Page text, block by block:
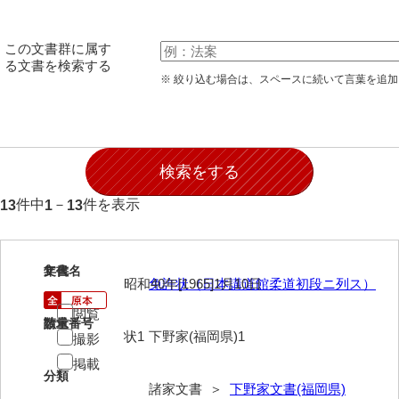
井上一親文書
井上家文書（宇部市）
井上家文書（防府市）
井上家文書（徳山市）
井原家文書
今井家文書
今川家文書
入江九一文書
この文書群に属す
る文書を検索する
※ 絞り込む場合は、スペースに続いて言葉を追
13件中1 － 13件を表示
1
文書名
免許状（日本講道館柔道初段ニ列ス）
請求番号
下野家(福岡県)1
分類
諸家文書 ＞ 下野家文書(福岡県)
年代
昭和40年[1965]1月10日
数量
状1
閲覧
撮影
掲載